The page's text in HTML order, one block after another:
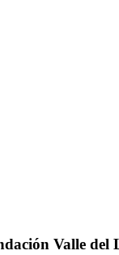
Valle del